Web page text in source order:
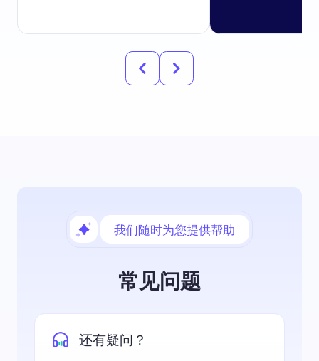
我们随时为您提供帮助
常见问题
还有疑问？